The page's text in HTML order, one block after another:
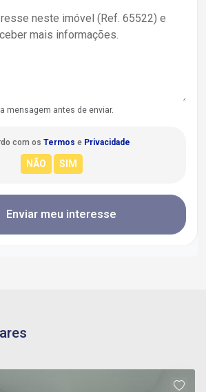
mensagem antes de enviar.
com os Termos e Privacidade
Enviar meu interesse